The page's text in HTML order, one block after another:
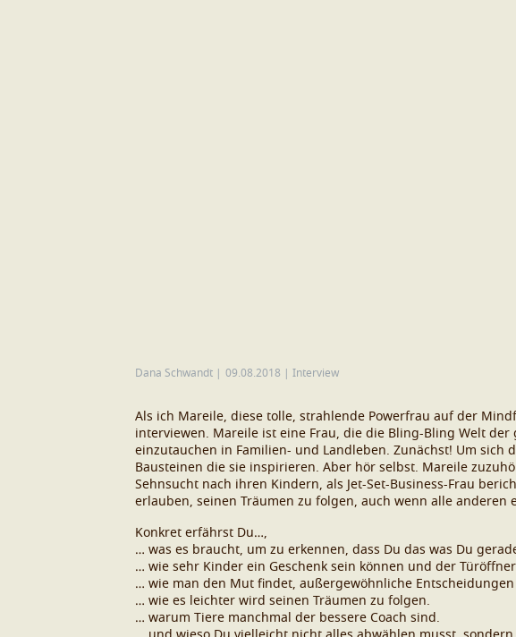
Dana Schwandt 09.08.2018 Interview
Als ich Mareile, diese tolle, strahlende Powerfrau auf der
interviewen. Mareile ist eine Frau, die die Bling-Bling Welt
einzutauchen in Familien- und Landleben. Zunächst! Um sich
Bausteinen die sie inspirieren. Aber hör selbst. Mareile
Sehnsucht nach ihren Kindern, als Jet-Set-Business-Frau
erlauben, seinen Träumen zu folgen, auch wenn alle anderen
Konkret erfährst Du…,
… was es braucht, um zu erkennen, dass Du das was Du
… wie sehr Kinder ein Geschenk sein können und der
… wie man den Mut findet, außergewöhnliche
… wie es leichter wird seinen Träumen zu folgen.
… warum Tiere manchmal der bessere Coach sind.